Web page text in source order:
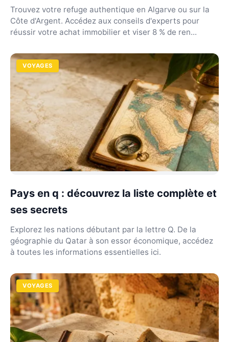
Trouvez votre refuge authentique en Algarve ou sur la
Côte d'Argent. Accédez aux conseils d'experts pour
réussir votre achat immobilier et viser 8 % de ren...
VOYAGES
Pays en q : découvrez la liste complète et
ses secrets
Explorez les nations débutant par la lettre Q. De la
géographie du Qatar à son essor économique, accédez
à toutes les informations essentielles ici.
VOYAGES